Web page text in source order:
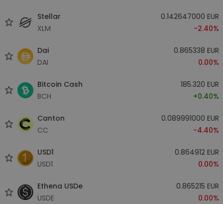
Stellar
XLM
0.142647000 EUR
-2.40%
Dai
DAI
0.865338 EUR
0.00%
Bitcoin Cash
BCH
185.320 EUR
+0.40%
Canton
CC
0.089991000 EUR
-4.40%
USD1
USD1
0.864912 EUR
0.00%
Ethena USDe
USDE
0.865215 EUR
0.00%